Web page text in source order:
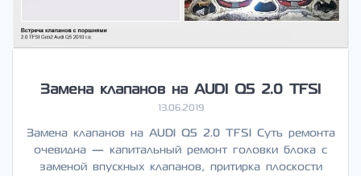
Замена клапанов на AUDI Q5 2.0 TFSI
13.06.2019
Замена клапанов на AUDI Q5 2.0 TFSI Суть ремонта
очевидна — капитальный ремонт головки блока с
заменой впускных клапанов, притирка плоскости